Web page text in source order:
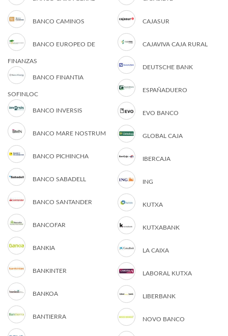
BANCO CAMINOS
BANCO EUROPEO DE
FINANZAS
BANCO FINANTIA
SOFINLOC
BANCO INVERSIS
BANCO MARE NOSTRUM
BANCO PICHINCHA
BANCO SABADELL
BANCO SANTANDER
BANCOFAR
BANKIA
BANKINTER
BANKOA
BANTIERRA
CAJASUR
CAJAVIVA CAJA RURAL
DEUTSCHE BANK
ESPAÑADUERO
EVO BANCO
GLOBAL CAJA
IBERCAJA
ING
KUTXA
KUTXABANK
LA CAIXA
LABORAL KUTXA
LIBERBANK
NOVO BANCO